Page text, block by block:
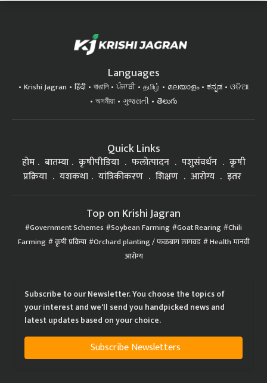
Languages
Krishi Jagran हिंदी বাঙালি ਪੰਜਾਬੀ தமிழ் മലയാളം ಕನ್ನಡ
ଓଡିଆ
অসমীয়া
ગુજરાતી తెలుగు
Quick Links
होम बातम्या कृषीपीडिया फलोत्पादन पशुसंवर्धन
कृषी
प्रक्रिया
यशकथा यांत्रिकीकरण शिक्षण आरोग्य इतर
Top on Krishi Jagran
Government Schemes Soybean Farming Goat Rearing Chili
Farming कृषी प्रक्रिया Orchard planting / फळबाग लागवड Health मानवी
आरोग्य
Subscribe to our Newsletter. You choose the topics of
your interest and we'll send you handpicked news and
latest updates based on your choice.
Subscribe Newsletters